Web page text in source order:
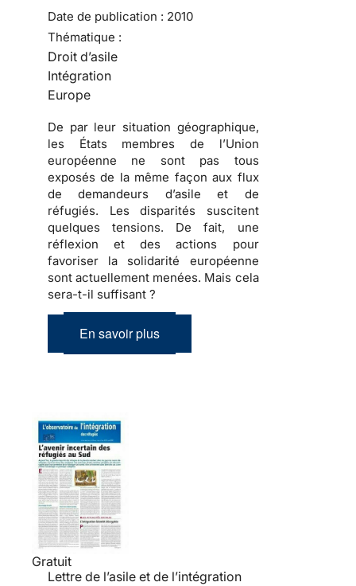
Date de publication : 2010
Thématique :
Droit d’asile
Intégration
Europe
De par leur situation géographique,
les États membres de l’Union
européenne ne sont pas tous
exposés de la même façon aux flux
de demandeurs d’asile et de
réfugiés. Les disparités suscitent
quelques tensions. De fait, une
réflexion et des actions pour
favoriser la solidarité européenne
sont actuellement menées. Mais cela
sera-t-il suffisant ?
En savoir plus
Gratuit
Lettre de l’asile et de l’intégration